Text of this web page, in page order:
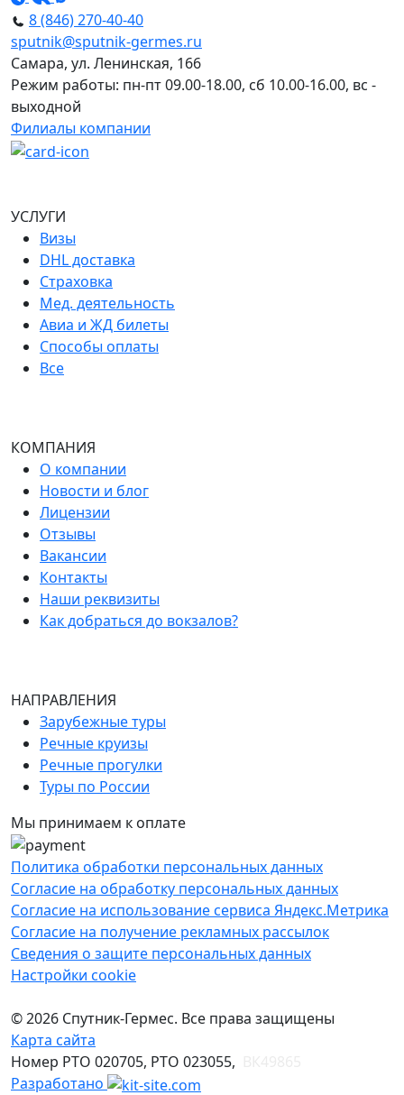
УСЛУГИ
Визы
DHL доставка
Страховка
Мед. деятельность
Авиа и ЖД билеты
Способы оплаты
Все
КОМПАНИЯ
О компании
Новости и блог
Лицензии
Отзывы
Вакансии
Контакты
Наши реквизиты
Как добраться до вокзалов?
НАПРАВЛЕНИЯ
Зарубежные туры
Речные круизы
Речные прогулки
Туры по России
Мы принимаем к оплате
8 (846) 270-40-40
sputnik@sputnik-germes.ru
Самара, ул. Ленинская, 166
Режим работы: пн-пт 09.00-18.00, сб 10.00-16.00, вс -
выходной
Филиалы компании
Политика обработки персональных данных
Согласие на обработку персональных данных
Согласие на использование сервиса Яндекс.Метрика
Согласие на получение рекламных рассылок
Сведения о защите персональных данных
Настройки cookie
© 2026 Спутник-Гермес. Все права защищены
Карта сайта
Номер РТО 020705, РТО 023055,
Разработано